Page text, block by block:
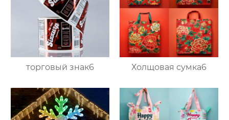
торговый знак6 Холщовая сумка6